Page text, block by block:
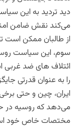
دید تردید به این
می‌کند نقش ضامن
از طالبان ممکن است
سوم، این سیاست
ائتلاف‌ های ضد غربی
را به‌ عنوان قدرتی
ایران، چین و حتی
می‌دهد که روسیه در
مختصات خاص خود